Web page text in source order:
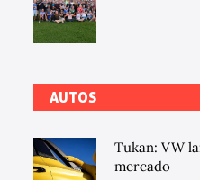
AUTOS
Tukan: VW
mercado